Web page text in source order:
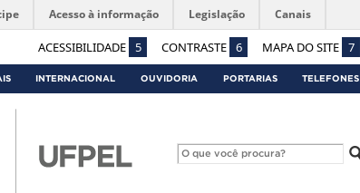
ACESSIBILIDADE 5 CONTRASTE 6 MAPA DO SITE 7
Acesso à informação Legislação Canais
INTERNACIONAL OUVIDORIA PORTARIAS TELEFONES